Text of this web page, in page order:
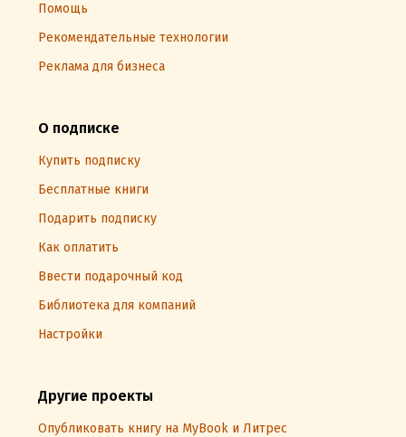
Помощь
Рекомендательные технологии
Реклама для бизнеса
О подписке
Купить подписку
Бесплатные книги
Подарить подписку
Как оплатить
Ввести подарочный код
Библиотека для компаний
Настройки
Другие проекты
Опубликовать книгу на MyBook и Литрес